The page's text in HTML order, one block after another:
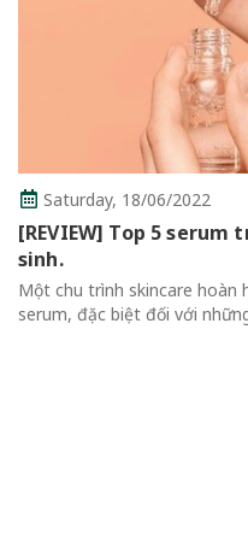
Thursday,
Review Top 7 Mascara
Không Thể Bỏ Qua